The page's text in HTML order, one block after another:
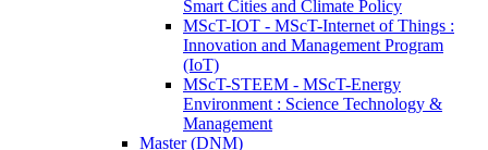
Smart Cities and Climate Policy
MScT-IOT - MScT-Internet of Things :
Innovation and Management Program
(IoT)
MScT-STEEM - MScT-Energy
Environment : Science Technology &
Management
Master (DNM)